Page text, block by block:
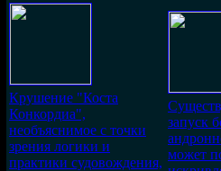
Крушение "Коста
Конкордиа",
необъяснимое с точки
зрения логики и
практики судовождения,
запуск
может